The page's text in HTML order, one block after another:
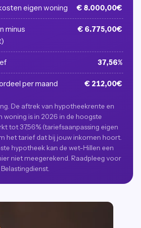
eigen woning € 8.000,00€
minus
€ 6.775,00€
37,56%
per maand € 212,00€
De aftrek van hypotheekrente en
woning is in 2026 in de hoogste
tot 37,56% (tariefsaanpassing eigen
het tarief dat bij jouw inkomen hoort.
hypotheek kan de wet-Hillen een
niet meegerekend. Raadpleeg voor